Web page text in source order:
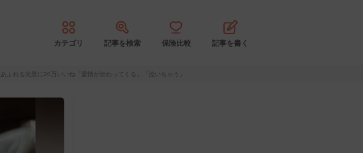
カテゴリ 記事を検索 保険比較 記事を書く
ふれる光景に20万いいね「愛情が伝わってくる」「泣いちゃう」